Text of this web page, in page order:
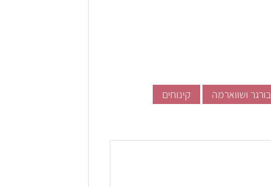
בורגר ושווארמה
קינוחים